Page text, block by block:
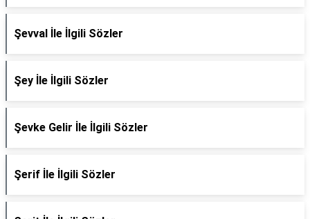
Şevval İle İlgili Sözler
Şey İle İlgili Sözler
Şevke Gelir İle İlgili Sözler
Şerif İle İlgili Sözler